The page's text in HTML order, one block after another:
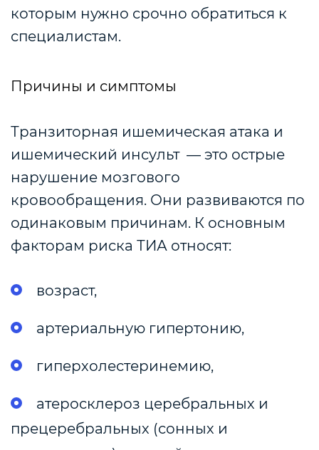
которым нужно срочно обратиться к
специалистам.
Причины и симптомы
Транзиторная ишемическая атака и
ишемический инсульт — это острые
нарушение мозгового
кровообращения. Они развиваются по
одинаковым причинам. К основным
факторам риска ТИА относят:
возраст,
артериальную гипертонию,
гиперхолестеринемию,
атеросклероз церебральных и
прецеребральных (сонных и